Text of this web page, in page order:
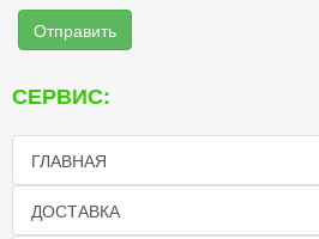
Отправить
СЕРВИС:
ГЛАВНАЯ
ДОСТАВКА